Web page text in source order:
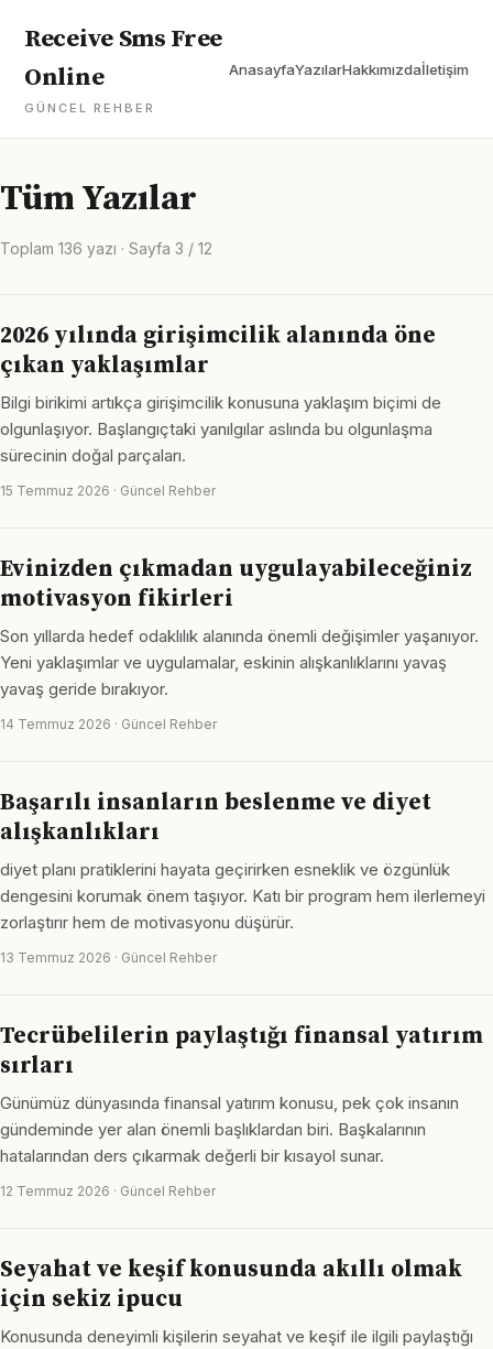
Receive Sms Free
Online
GÜNCEL REHBER
AnasayfaYazılarHakkımızdaİletişim
Tüm Yazılar
Toplam 136 yazı · Sayfa 3 / 12
2026 yılında girişimcilik alanında öne
çıkan yaklaşımlar
Bilgi birikimi artıkça girişimcilik konusuna yaklaşım biçimi de
olgunlaşıyor. Başlangıçtaki yanılgılar aslında bu olgunlaşma
sürecinin doğal parçaları.
15 Temmuz 2026 · Güncel Rehber
Evinizden çıkmadan uygulayabileceğiniz
motivasyon fikirleri
Son yıllarda hedef odaklılık alanında önemli değişimler yaşanıyor.
Yeni yaklaşımlar ve uygulamalar, eskinin alışkanlıklarını yavaş
yavaş geride bırakıyor.
14 Temmuz 2026 · Güncel Rehber
Başarılı insanların beslenme ve diyet
alışkanlıkları
diyet planı pratiklerini hayata geçirirken esneklik ve özgünlük
dengesini korumak önem taşıyor. Katı bir program hem ilerlemeyi
zorlaştırır hem de motivasyonu düşürür.
13 Temmuz 2026 · Güncel Rehber
Tecrübelilerin paylaştığı finansal yatırım
sırları
Günümüz dünyasında finansal yatırım konusu, pek çok insanın
gündeminde yer alan önemli başlıklardan biri. Başkalarının
hatalarından ders çıkarmak değerli bir kısayol sunar.
12 Temmuz 2026 · Güncel Rehber
Seyahat ve keşif konusunda akıllı olmak
için sekiz ipucu
Konusunda deneyimli kişilerin seyahat ve keşif ile ilgili paylaştığı